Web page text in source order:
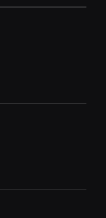
ترقب